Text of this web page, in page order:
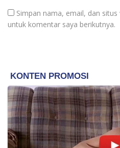
Simpan nama, email, dan
untuk komentar saya berikutnya.